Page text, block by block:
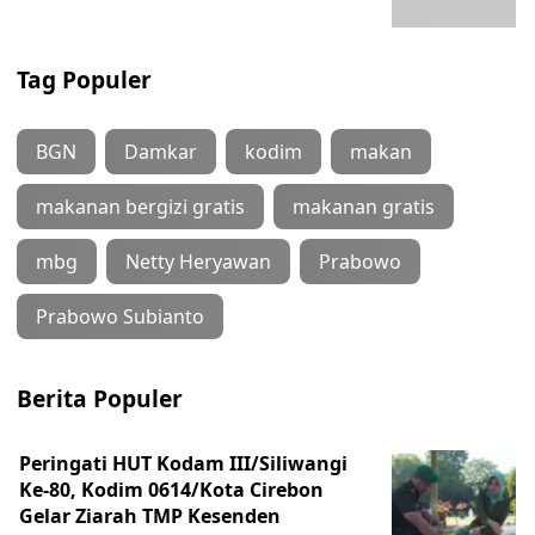
Tag Populer
BGN Damkar kodim makan
makanan bergizi gratis makanan gratis
mbg Netty Heryawan Prabowo
Prabowo Subianto
Berita Populer
Peringati HUT Kodam III/Siliwangi
Ke-80, Kodim 0614/Kota Cirebon
Gelar Ziarah TMP Kesenden